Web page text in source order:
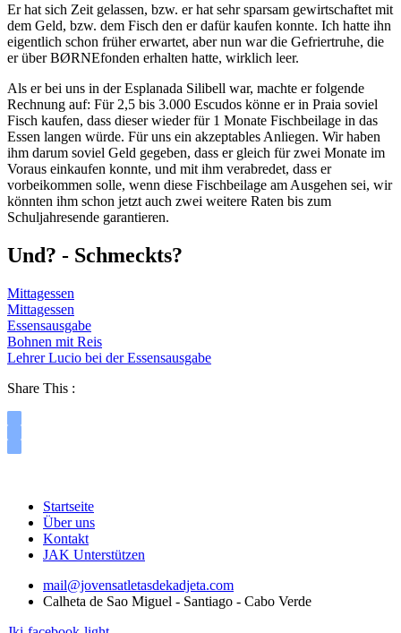
Er hat sich Zeit gelassen, bzw. er hat sehr sparsam gewirtschaftet mit
dem Geld, bzw. dem Fisch den er dafür kaufen konnte. Ich hatte ihn
eigentlich schon früher erwartet, aber nun war die Gefriertruhe, die
er über BØRNEfonden erhalten hatte, wirklich leer.
Als er bei uns in der Esplanada Silibell war, machte er folgende
Rechnung auf: Für 2,5 bis 3.000 Escudos könne er in Praia soviel
Fisch kaufen, dass dieser wieder für 1 Monate Fischbeilage in das
Essen langen würde. Für uns ein akzeptables Anliegen. Wir haben
ihm darum soviel Geld gegeben, dass er gleich für zwei Monate im
Voraus einkaufen konnte, und mit ihm verabredet, dass er
vorbeikommen solle, wenn diese Fischbeilage am Ausgehen sei, wir
könnten ihm schon jetzt auch zwei weitere Raten bis zum
Schuljahresende garantieren.
Und? - Schmeckts?
Mittagessen
Mittagessen
Essensausgabe
Bohnen mit Reis
Lehrer Lucio bei der Essensausgabe
Share This :
Startseite
Über uns
Kontakt
JAK Unterstützen
mail@jovensatletasdekadjeta.com
Calheta de Sao Miguel - Santiago - Cabo Verde